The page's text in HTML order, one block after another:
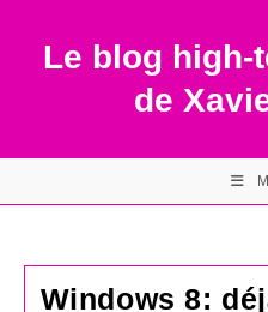
contentLe blog high-
de
Windows 8: